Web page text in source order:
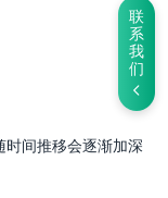
联
系
我
们
时间推移会逐渐加深